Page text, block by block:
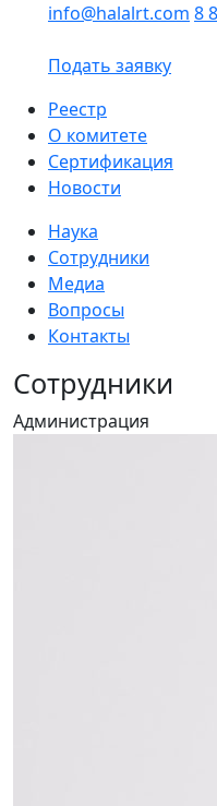
info@halalrt.com 8
Подать заявку
Реестр
О комитете
Сертификация
Новости
Наука
Сотрудники
Медиа
Вопросы
Контакты
Сотрудники
Администрация